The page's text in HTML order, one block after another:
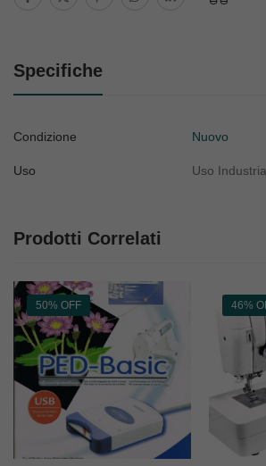
Specifiche
Condizione Nuovo
Uso Uso Industria
Prodotti Correlati
50% OFF 46%